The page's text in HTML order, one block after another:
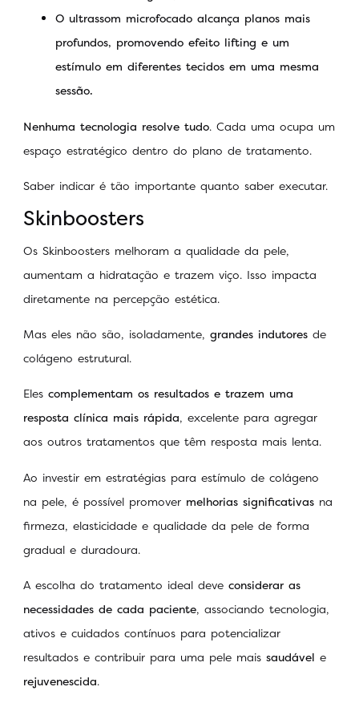
O ultrassom microfocado alcança planos mais
profundos, promovendo efeito lifting e um
estímulo em diferentes tecidos em uma mesma
sessão.
Nenhuma tecnologia resolve tudo. Cada uma ocupa um
espaço estratégico dentro do plano de tratamento.
Saber indicar é tão importante quanto saber executar.
Skinboosters
Os Skinboosters melhoram a qualidade da pele,
aumentam a hidratação e trazem viço. Isso impacta
diretamente na percepção estética.
Mas eles não são, isoladamente, grandes indutores de
colágeno estrutural.
Eles complementam os resultados e trazem uma
resposta clínica mais rápida, excelente para agregar
aos outros tratamentos que têm resposta mais lenta.
Ao investir em estratégias para estímulo de colágeno
na pele, é possível promover melhorias significativas na
firmeza, elasticidade e qualidade da pele de forma
gradual e duradoura.
A escolha do tratamento ideal deve considerar as
necessidades de cada paciente, associando tecnologia,
ativos e cuidados contínuos para potencializar
resultados e contribuir para uma pele mais saudável e
rejuvenescida.